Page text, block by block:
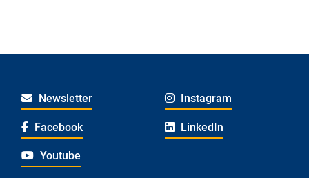
Newsletter Instagram
Facebook LinkedIn
Youtube